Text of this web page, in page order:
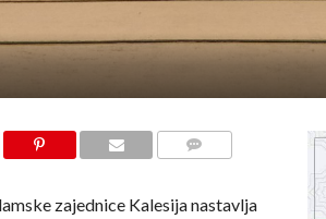
zajednice Kalesija nastavlja